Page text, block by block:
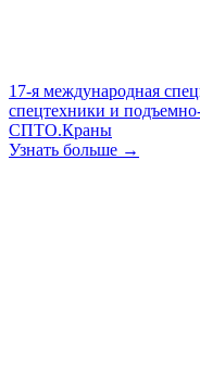
17-я международная
спецтехники и
СПТО.Краны
Узнать больше →